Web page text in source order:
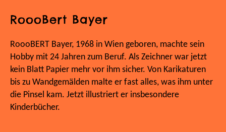
RoooBert Bayer
RoooBERT Bayer, 1968 in Wien geboren, machte sein
Hobby mit 24 Jahren zum Beruf. Als Zeichner war jetzt
kein Blatt Papier mehr vor ihm sicher. Von Karikaturen
bis zu Wandgemälden malte er fast alles, was ihm unter
die Pinsel kam. Jetzt illustriert er insbesondere
Kinderbücher.